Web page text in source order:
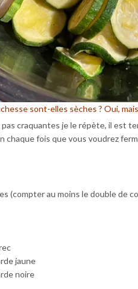
sont-elles sèches ? Oui,
craquantes je le répète, il est
fois que vous voudrez
(compter au moins le double de
jaune
noire